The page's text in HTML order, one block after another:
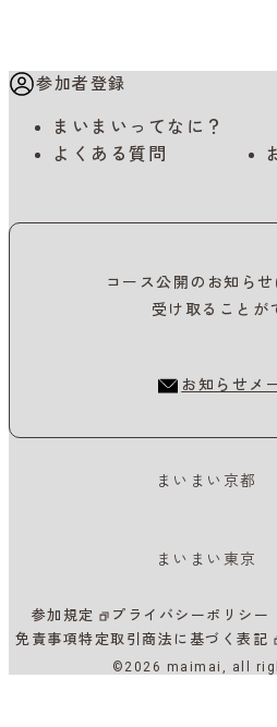
参加者登録
まいまいってなに？
よくある質問
コース公開のお知ら
受け取ることが
お知らせメ
まいまい京都
まいまい東京
参加規定
プライバシーポリシー
免責事項特定取引商法に基づく表記
©2026 maimai, all